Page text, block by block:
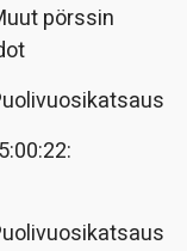
pörssin